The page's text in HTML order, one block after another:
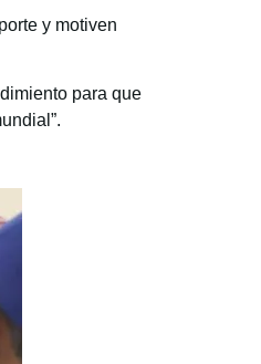
y motiven
para que